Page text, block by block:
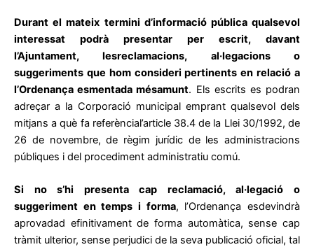
Durant el mateix termini d’informació pública qualsevol
interessat podrà presentar per escrit, davant
l’Ajuntament, lesreclamacions, al·legacions o
suggeriments que hom consideri pertinents en relació a
l’Ordenança esmentada mésamunt. Els escrits es podran
adreçar a la Corporació municipal emprant qualsevol dels
mitjans a què fa referèncial’article 38.4 de la Llei 30/1992, de
26 de novembre, de règim jurídic de les administracions
públiques i del procediment administratiu comú.
Si no s’hi presenta cap reclamació, al·legació o
suggeriment en temps i forma, l’Ordenança esdevindrà
aprovadad efinitivament de forma automàtica, sense cap
tràmit ulterior, sense perjudici de la seva publicació oficial, tal